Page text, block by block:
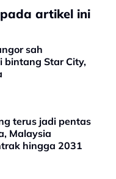
artikel ini
sah
Star City,
terus jadi pentas
Malaysia
hingga 2031